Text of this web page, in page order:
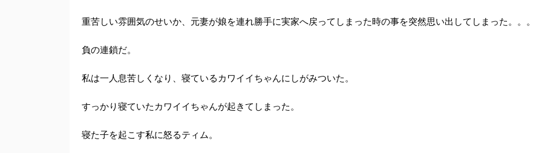
重苦しい雰囲気のせいか、元妻が娘を連れ勝手に実家へ戻ってしまった時の事を突然思い出してしまった。。。
負の連鎖だ。
私は一人息苦しくなり、寝ているカワイイちゃんにしがみついた。
すっかり寝ていたカワイイちゃんが起きてしまった。
寝た子を起こす私に怒るティム。